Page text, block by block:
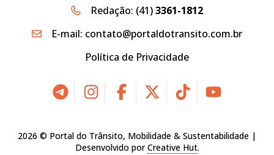
Redação: (41)3361-1812
E-mail: contato@portaldotransito.com.br
Política de Privacidade
2026 © Portal do Trânsito, Mobilidade & Sustentabilidade |
Desenvolvido porCreative Hut.